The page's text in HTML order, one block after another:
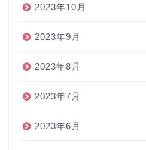
2023年10月
2023年9月
2023年8月
2023年7月
2023年6月